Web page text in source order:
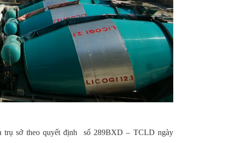
trụ sở theo quyết định số 289BXD – TCLD ngày